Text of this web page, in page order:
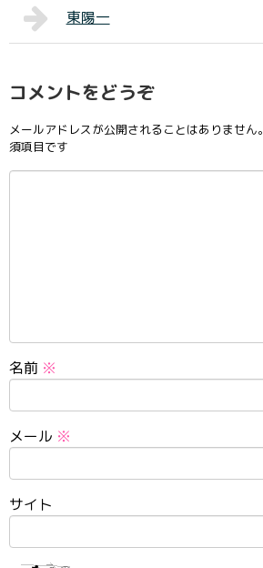
東陽一
コメントをどうぞ
メールアドレスが公開されることはありません。
須項目です
名前 ※
メール ※
サイト